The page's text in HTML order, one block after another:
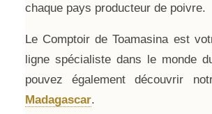
chaque pays producteur de poivre.
Le Comptoir de Toamasina est
ligne spécialiste dans le monde
pouvez également découvrir
Madagascar.